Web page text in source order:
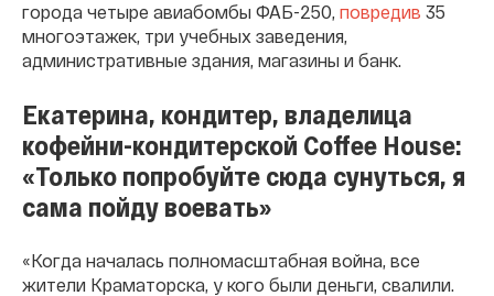
города четыре авиабомбы ФАБ-250, повредив 35
многоэтажек, три учебных заведения,
административные здания, магазины и банк.
Екатерина, кондитер, владелица
кофейни-кондитерской Coffee House:
«Только попробуйте сюда сунуться, я
сама пойду воевать»
«Когда началась полномасштабная война, все
жители Краматорска, у кого были деньги, свалили.